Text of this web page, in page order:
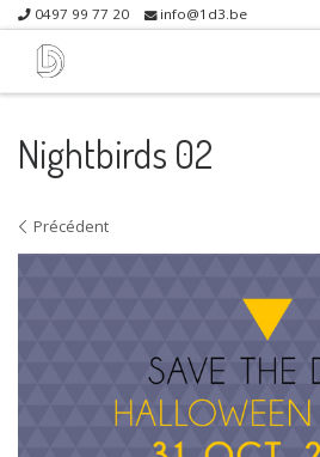
Skip to content
0497 99 77 20 info@1d3.be
Nightbirds 02
Navigation dans les images
Précédent